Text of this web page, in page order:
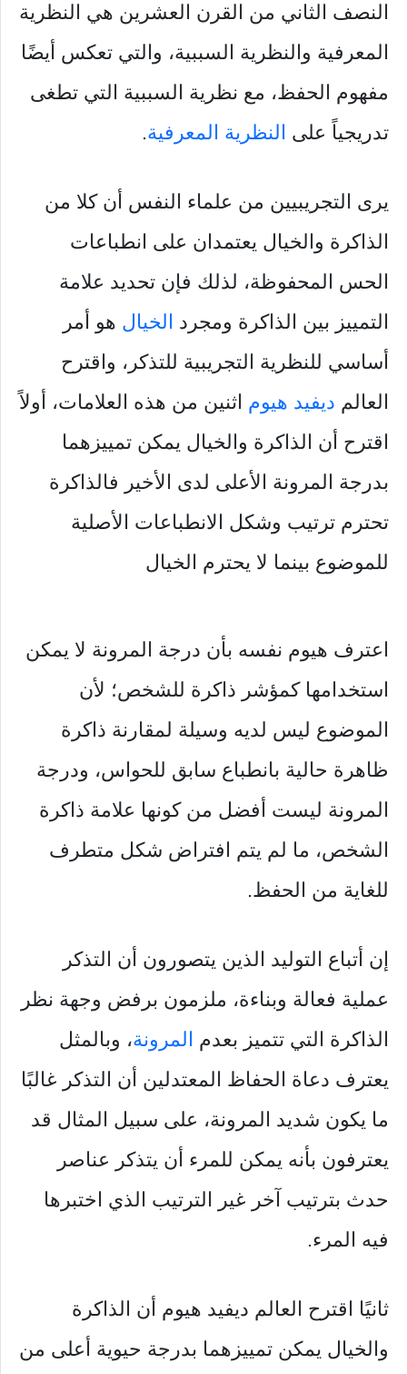
النصف الثاني من القرن العشرين هي النظرية
المعرفية والنظرية السببية، والتي تعكس أيضًا
مفهوم الحفظ، مع نظرية السببية التي تطغى
تدريجياً على النظرية المعرفية.
يرى التجريبيين من علماء النفس أن كلا من
الذاكرة والخيال يعتمدان على انطباعات
الحس المحفوظة، لذلك فإن تحديد علامة
التمييز بين الذاكرة ومجرد الخيال هو أمر
أساسي للنظرية التجريبية للتذكر، واقترح
العالم ديفيد هيوم اثنين من هذه العلامات، أولاً
اقترح أن الذاكرة والخيال يمكن تمييزهما
بدرجة المرونة الأعلى لدى الأخير فالذاكرة
تحترم ترتيب وشكل الانطباعات الأصلية
للموضوع بينما لا يحترم الخيال
اعترف هيوم نفسه بأن درجة المرونة لا يمكن
استخدامها كمؤشر ذاكرة للشخص؛ لأن
الموضوع ليس لديه وسيلة لمقارنة ذاكرة
ظاهرة حالية بانطباع سابق للحواس، ودرجة
المرونة ليست أفضل من كونها علامة ذاكرة
الشخص، ما لم يتم افتراض شكل متطرف
للغاية من الحفظ.
إن أتباع التوليد الذين يتصورون أن التذكر
عملية فعالة وبناءة، ملزمون برفض وجهة نظر
الذاكرة التي تتميز بعدم المرونة، وبالمثل
يعترف دعاة الحفاظ المعتدلين أن التذكر غالبًا
ما يكون شديد المرونة، على سبيل المثال قد
يعترفون بأنه يمكن للمرء أن يتذكر عناصر
حدث بترتيب آخر غير الترتيب الذي اختبرها
فيه المرء.
ثانيًا اقترح العالم ديفيد هيوم أن الذاكرة
والخيال يمكن تمييزهما بدرجة حيوية أعلى من